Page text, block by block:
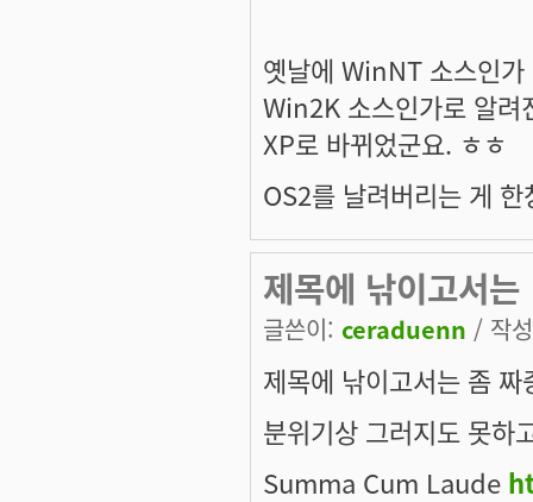
옛날에 WinNT 소스인가
Win2K 소스인가로 알려
XP로 바뀌었군요. ㅎㅎ
OS2를 날려버리는 게
제목에 낚이고서는
글쓴이: ceraduenn / 작
제목에 낚이고서는 좀
분위기상 그러지도 못하
Summa Cum Laude